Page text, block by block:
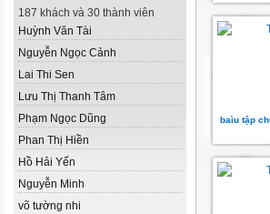
187 khách và 30 thành viên
Huỳnh Văn Tài
Nguyễn Ngọc Cảnh
Lai Thi Sen
Lưu Thị Thanh Tâm
Phạm Ngọc Dũng
Phan Thị Hiền
Hồ Hải Yến
Nguyễn Minh
võ tường nhi
baìu tập